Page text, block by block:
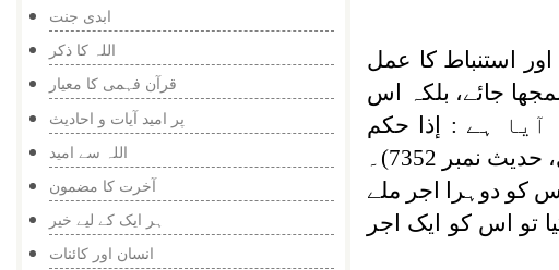
استنباط کا عمل
جائے، بلکہ اس
آیا ہے :
إذا حکم
(صحیح البخاری، حدیث نمبر 7352)۔
کو دوہرا اجر ملے
تو اس کو ایک اجر
ابدی جنت
اللہ کا ذکر
قرآن فہمی کا معیار
پر امید آیات و احادیث
اللہ سے امید
آخرت کا مضمون
ہر ایک کے لیے خیر
انسان اور کائنات